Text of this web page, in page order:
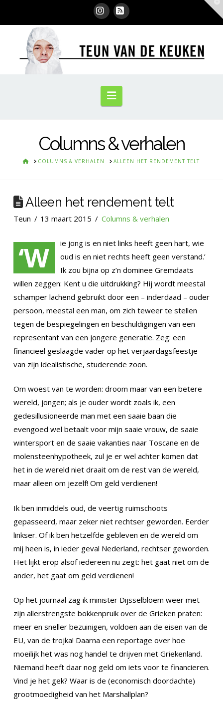
Instagram
RSS
Navigation
Columns & verhalen
HOMECOLUMNS & VERHALEN ALLEEN HET RENDEMENT TELT
Alleen het rendement telt
Teun 13 maart 2015 Columns & verhalen
‘W
ie jong is en niet links heeft geen hart, wie
oud is en niet rechts heeft geen verstand.’
Ik zou bijna op z’n dominee Gremdaats
willen zeggen: Kent u die uitdrukking? Hij wordt meestal
schamper lachend gebruikt door een – inderdaad – ouder
persoon, meestal een man, om zich teweer te stellen
tegen de bespiegelingen en beschuldigingen van een
representant van een jongere generatie. Zeg: een
financieel geslaagde vader op het verjaardagsfeestje
van zijn idealistische, studerende zoon.
Om woest van te worden: droom maar van een betere
wereld, jongen; als je ouder wordt zoals ik, een
gedesillusioneerde man met een saaie baan die
evengoed wel betaalt voor mijn saaie vrouw, de saaie
wintersport en de saaie vakanties naar Toscane en de
molensteenhypotheek, zul je er wel achter komen dat
het in de wereld niet draait om de rest van de wereld,
maar alleen om jezelf! Om geld verdienen!
Ik ben inmiddels oud, de veertig ruimschoots
gepasseerd, maar zeker niet rechtser geworden. Eerder
linkser. Of ik ben hetzelfde gebleven en de wereld om
mij heen is, in ieder geval Nederland, rechtser geworden.
Het lijkt erop alsof iedereen nu zegt: het gaat niet om de
ander, het gaat om geld verdienen!
Op het journaal zag ik minister Dijsselbloem weer met
zijn allerstrengste bokkenpruik over de Grieken praten:
meer en sneller bezuinigen, voldoen aan de eisen van de
EU, van de trojka! Daarna een reportage over hoe
moeilijk het was nog handel te drijven met Griekenland.
Niemand heeft daar nog geld om iets voor te financieren.
Vind je het gek? Waar is de (economisch doordachte)
grootmoedigheid van het Marshallplan?